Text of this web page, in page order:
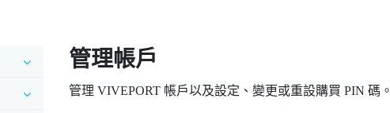
管理帳戶
管理 VIVEPORT帳戶以及設定、變更或重設購買 PIN 碼。